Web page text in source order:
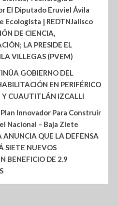
El Diputado Eruviel Ávila
Ecologista | REDTNJalisco
DE CIENCIA,
LA PRESIDE EL
VILLEGAS (PVEM)
GOBIERNO DEL
EN PERIFÉRICO
Y CUAUTITLÁN IZCALLI
Innovador Para Construir
Nacional – Baja Ziete
ANUNCIA QUE LA DEFENSA
SIETE NUEVOS
BENEFICIO DE 2.9